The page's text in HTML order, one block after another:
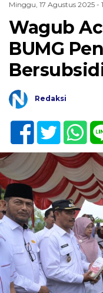
Minggu, 17 Agustus 2025 -
Wagub
BUMG
Redaksi